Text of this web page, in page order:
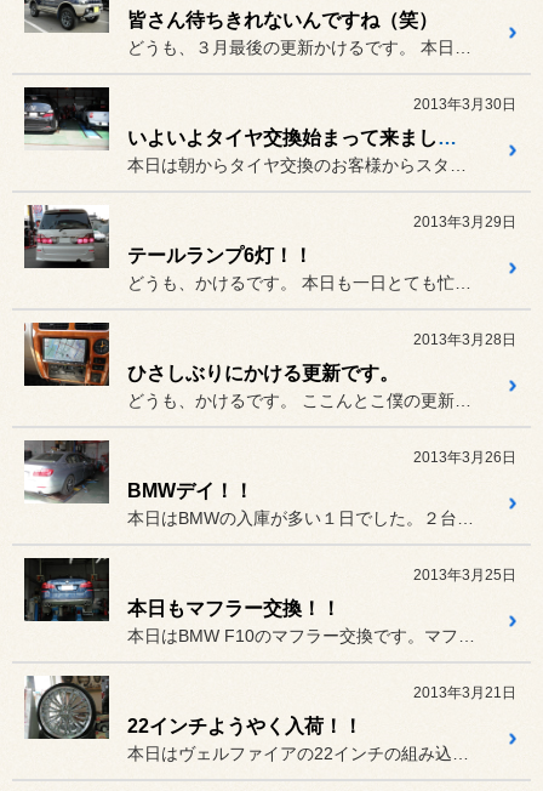
皆さん待ちきれないんですね（笑）
2013年3月30日
いよいよタイヤ交換始まって来ました！！
2013年3月29日
テールランプ6灯！！
2013年3月28日
ひさしぶりにかける更新です。
2013年3月26日
BMWデイ！！
2013年3月25日
本日もマフラー交換！！
2013年3月21日
22インチようやく入荷！！